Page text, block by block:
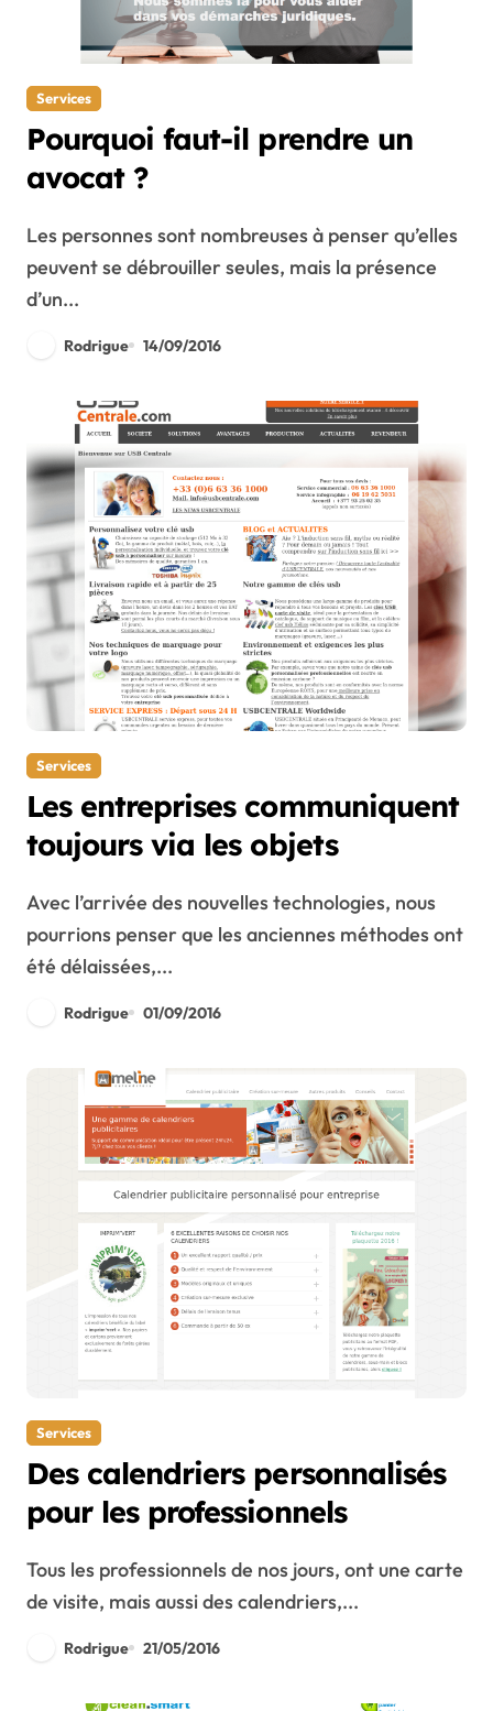
Services
Pourquoi faut-il prendre un
avocat ?
Les personnes sont nombreuses à penser qu’elles
peuvent se débrouiller seules, mais la présence
d’un...
Rodrigue 14/09/2016
Services
Les entreprises communiquent
toujours via les objets
Avec l’arrivée des nouvelles technologies, nous
pourrions penser que les anciennes méthodes ont
été délaissées,...
Rodrigue 01/09/2016
Services
Des calendriers personnalisés
pour les professionnels
Tous les professionnels de nos jours, ont une carte
de visite, mais aussi des calendriers,...
Rodrigue 21/05/2016